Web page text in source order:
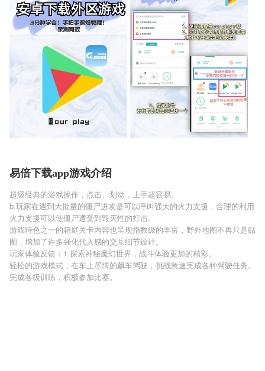
易倍下载app游戏介绍
超级经典的游戏操作，点击、划动，上手超容易。
b.玩家在遇到大批量的僵尸进攻是可以呼叫强大的火力支援，合理的利用
火力支援可以使僵尸遭受到毁灭性的打击。
游戏特色之一的箱庭关卡内容也呈现指数级的丰富，野外地图不再只是贴
图，增加了许多强化代入感的交互细节设计。
玩家体验反馈：1.探索神秘魔幻世界，战斗体验更加的精彩。
轻松的游戏模式，在车上尽情的飙车驾驶，挑战急速完成各种驾驶任务。
完成各级训练，积极参加比赛。